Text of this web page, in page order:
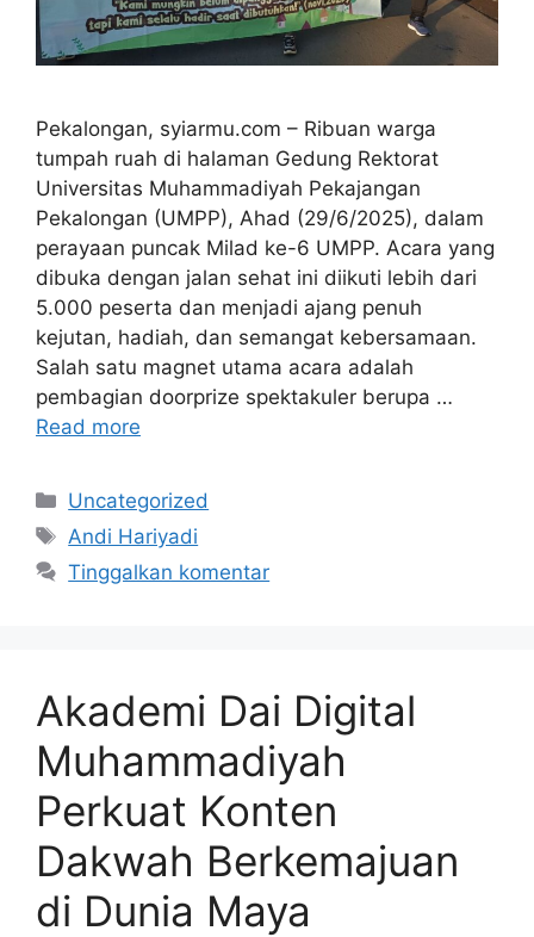
Pekalongan, syiarmu.com – Ribuan warga
tumpah ruah di halaman Gedung Rektorat
Universitas Muhammadiyah Pekajangan
Pekalongan (UMPP), Ahad (29/6/2025), dalam
perayaan puncak Milad ke-6 UMPP. Acara yang
dibuka dengan jalan sehat ini diikuti lebih dari
5.000 peserta dan menjadi ajang penuh
kejutan, hadiah, dan semangat kebersamaan.
Salah satu magnet utama acara adalah
pembagian doorprize spektakuler berupa …
Read more
Kategori
Uncategorized
Tag
Andi Hariyadi
Tinggalkan komentar
Akademi Dai Digital
Muhammadiyah
Perkuat Konten
Dakwah Berkemajuan
di Dunia Maya